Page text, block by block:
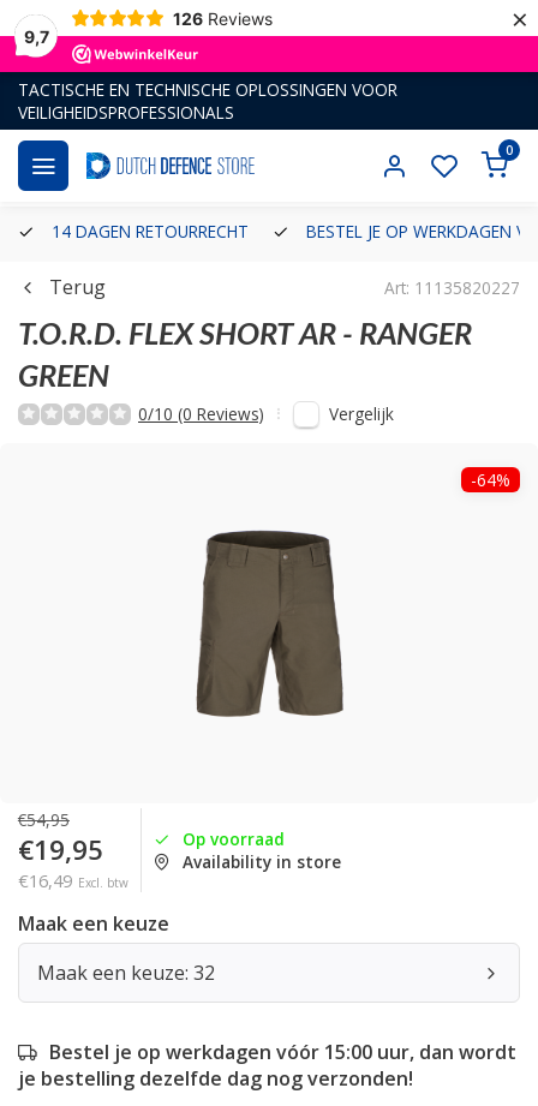
9,7
126 Reviews ×
TACTISCHE EN TECHNISCHE OPLOSSINGEN VOOR
VEILIGHEIDSPROFESSIONALS
0
14 DAGEN RETOURRECHT BESTEL JE OP WERKDAGEN
Terug Art: 11135820227
T.O.R.D. FLEX SHORT AR - RANGER
GREEN
0/10 (0 Reviews) Vergelijk
-64%
€54,95
€19,95
€16,49 Excl. btw
Op voorraad
Availability in store
Maak een keuze
Maak een keuze: 32
Bestel je op werkdagen vóór 15:00 uur, dan wordt
je bestelling dezelfde dag nog verzonden!